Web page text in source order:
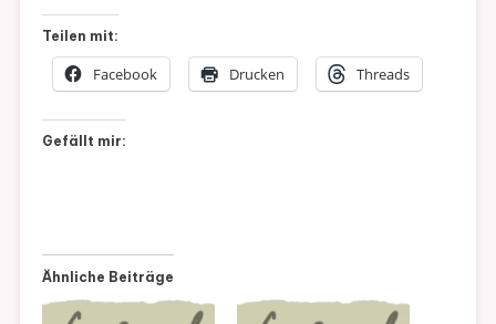
Teilen mit:
Facebook Drucken Threads
Gefällt mir:
Ähnliche Beiträge